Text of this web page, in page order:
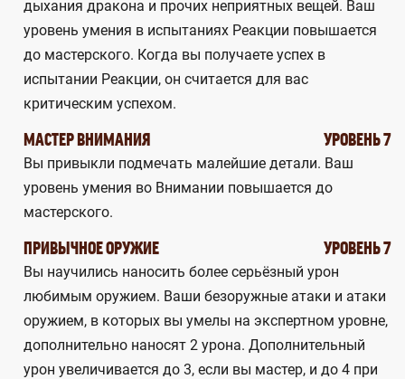
дыхания дракона и прочих неприятных вещей. Ваш
уровень умения в испытаниях Реакции повышается
до мастерского. Когда вы получаете успех в
испытании Реакции, он считается для вас
критическим успехом.
МАСТЕР ВНИМАНИЯ УРОВЕНЬ 7
Вы привыкли подмечать малейшие детали. Ваш
уровень умения во Внимании повышается до
мастерского.
ПРИВЫЧНОЕ ОРУЖИЕ УРОВЕНЬ 7
Вы научились наносить более серьёзный урон
любимым оружием. Ваши безоружные атаки и атаки
оружием, в которых вы умелы на экспертном уровне,
дополнительно наносят 2 урона. Дополнительный
урон увеличивается до 3, если вы мастер, и до 4 при